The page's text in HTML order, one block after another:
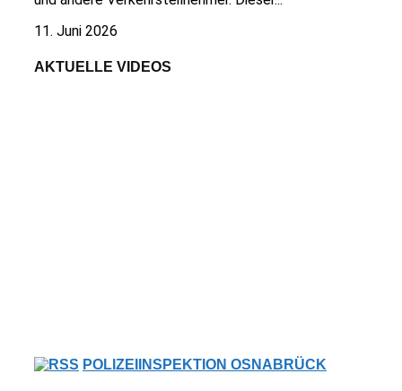
11. Juni 2026
AKTUELLE VIDEOS
POLIZEIINSPEKTION OSNABRÜCK